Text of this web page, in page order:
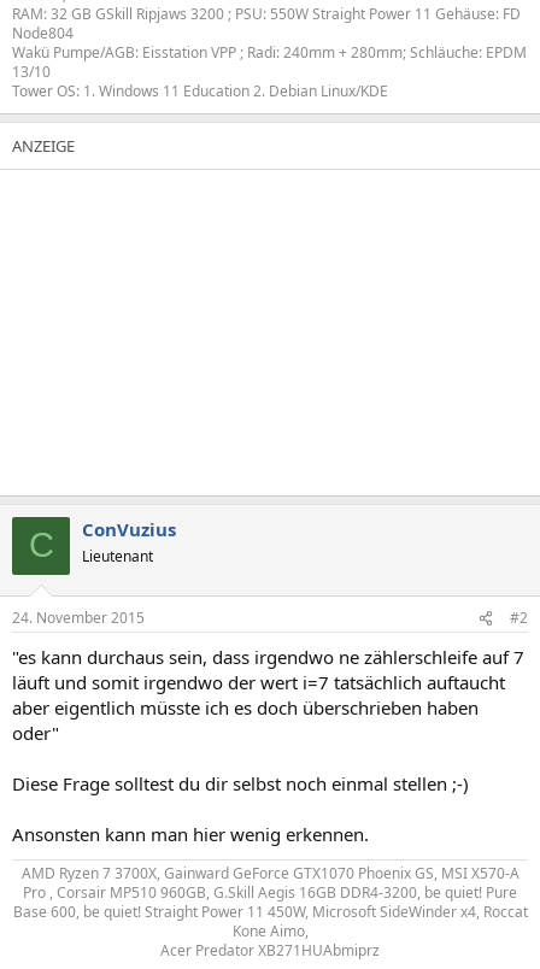
RAM: 32 GB GSkill Ripjaws 3200 ; PSU: 550W Straight Power 11 Gehäuse: FD
Node804
Wakü Pumpe/AGB: Eisstation VPP ; Radi: 240mm + 280mm; Schläuche: EPDM
13/10
Tower OS: 1. Windows 11 Education 2. Debian Linux/KDE
C ConVuzius
Lieutenant
24. November 2015 #2
"es kann durchaus sein, dass irgendwo ne zählerschleife auf 7
läuft und somit irgendwo der wert i=7 tatsächlich auftaucht
aber eigentlich müsste ich es doch überschrieben haben
oder"
Diese Frage solltest du dir selbst noch einmal stellen ;-)
Ansonsten kann man hier wenig erkennen.
AMD Ryzen 7 3700X, Gainward GeForce GTX1070 Phoenix GS, MSI X570-A
Pro , Corsair MP510 960GB, G.Skill Aegis 16GB DDR4-3200, be quiet! Pure
Base 600, be quiet! Straight Power 11 450W, Microsoft SideWinder x4, Roccat
Kone Aimo,
Acer Predator XB271HUAbmiprz